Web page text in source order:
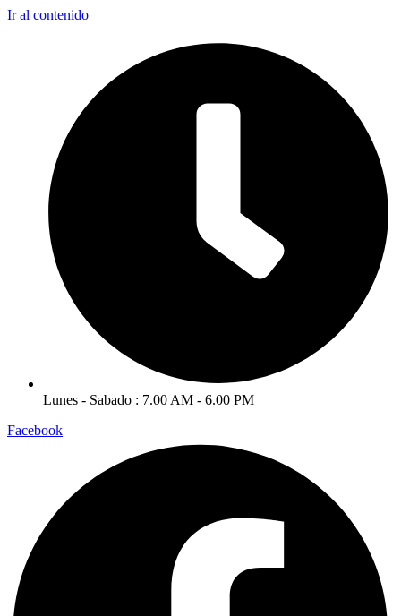
Ir al contenido
Lunes - Sabado : 7.00 AM - 6.00 PM
Facebook